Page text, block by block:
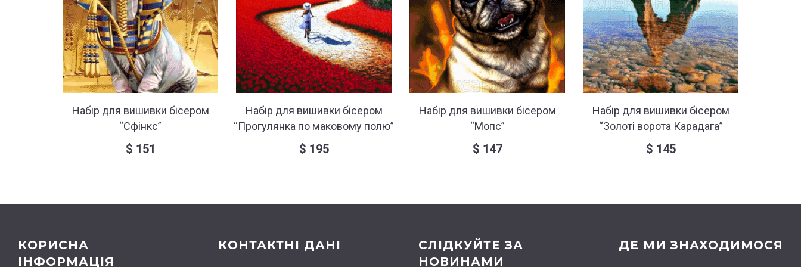
Набір для вишивки бісером
“Сфінкс”
$ 151
Набір для вишивки бісером
“Прогулянка по маковому полю”
$ 195
Набір для вишивки бісером
“Мопс”
$ 147
Набір для вишивки бісером
“Золоті ворота Карадага”
$ 145
КОРИСНА
ІНФОРМАЦІЯ
КОНТАКТНІ ДАНІ
СЛІДКУЙТЕ ЗА
НОВИНАМИ
ДЕ МИ ЗНАХОДИМОСЯ